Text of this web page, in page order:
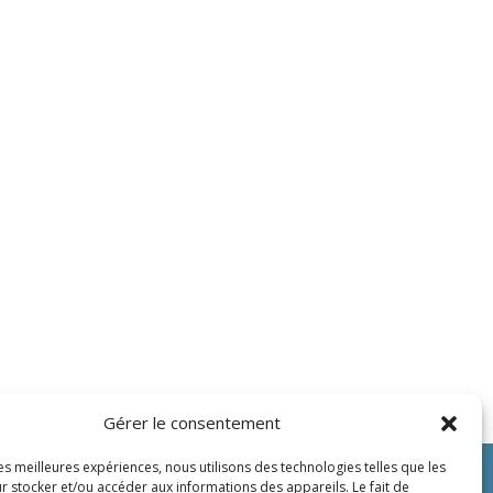
Gérer le consentement
meilleures expériences, nous utilisons des technologies telles que les
stocker et/ou accéder aux informations des appareils. Le fait de